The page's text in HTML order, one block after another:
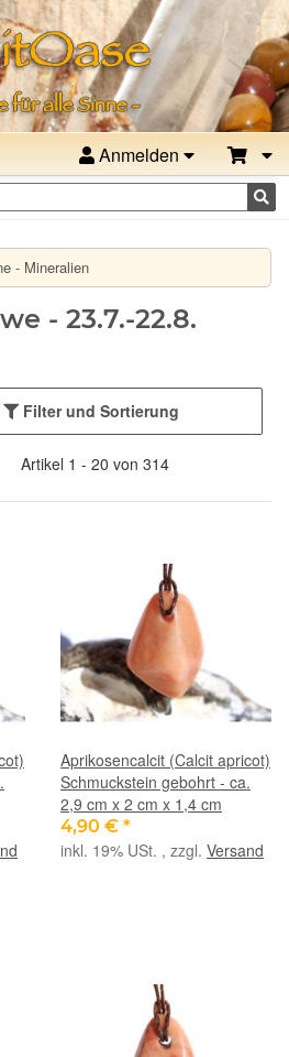
Anmelden
- Mineralien
- 23.7.-22.8.
Filter und Sortierung
Artikel 1 - 20 von 314
Aprikosencalcit (Calcit apricot)
Schmuckstein gebohrt - ca.
2,9 cm x 2 cm x 1,4 cm
4,90 € *
inkl. 19% USt. , zzgl. Versand